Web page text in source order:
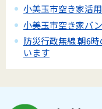
小美玉市空き家活
小美玉市空き家バ
防災行政無線 朝6
います